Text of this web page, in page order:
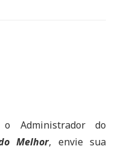
Administrador do
Melhor, envie sua